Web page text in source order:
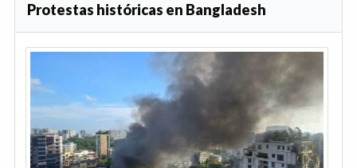
Protestas históricas en Bangladesh